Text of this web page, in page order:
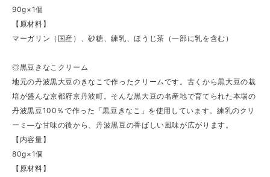
90g×1個
【原材料】
マーガリン（国産）、砂糖、練乳、ほうじ茶（一部に乳を含む）
◎黒豆きなこクリーム
地元の丹波黒大豆のきなこで作ったクリームです。古くから黒大豆の栽
培が盛んな京都府京丹波町。そんな黒大豆の名産地で育てられた本場の
丹波黒豆100％で作った「黒豆きなこ」を使用しています。練乳のクリ
ーミ―な甘味の後から、丹波黒豆の香ばしい風味が広がります。
【内容量】
80g×1個
【原材料】